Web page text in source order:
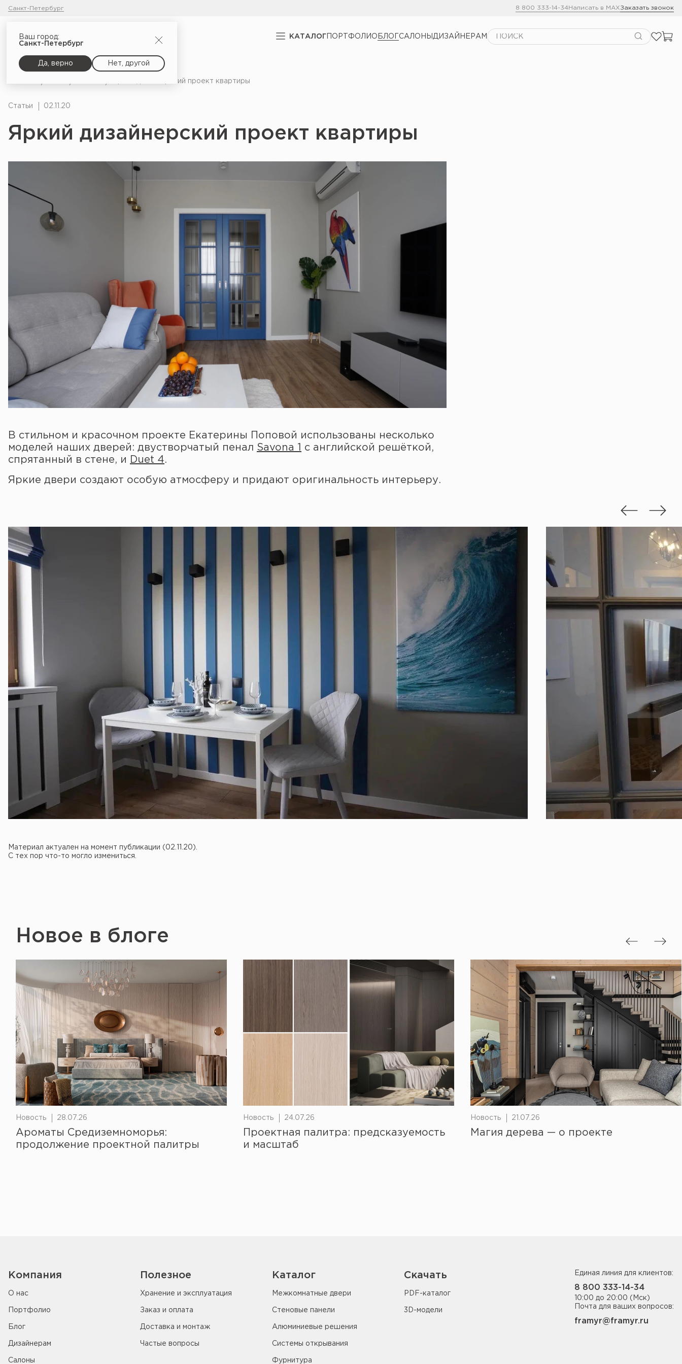
Санкт-Петербург 8 800 333-14-34Написать в MAXЗаказать звонок
КАТАЛОГ ПОРТФОЛИО БЛОГСАЛОНЫ ДИЗАЙНЕРАМ
Ваш город:
Санкт-Петербург
Да, верно Нет, другой
Яркий дизайнерский проект квартиры
Статьи 02.11.20
Яркий дизайнерский проект квартиры
В стильном и красочном проекте Екатерины Поповой использованы несколько
моделей наших дверей: двустворчатый пенал Savona 1
с английской решёткой,
спрятанный в стене, и
Duet 4.
Яркие двери создают особую атмосферу и придают оригинальность интерьеру.
Материал актуален на момент публикации (02.11.20).
С тех пор что-то могло измениться.
Новое в блоге
Новость 28.07.26
Ароматы Средиземноморья:
продолжение проектной палитры
Новость 24.07.26
Проектная палитра: предсказуемость
и масштаб
Новость 21.07.26
Магия дерева — о проекте
Компания
О нас
Портфолио
Блог
Дизайнерам
Салоны
Полезное
Хранение и эксплуатация
Заказ и оплата
Доставка и монтаж
Частые вопросы
Каталог
Межкомнатные двери
Стеновые панели
Алюминиевые решения
Системы открывания
Фурнитура
Скачать
PDF-каталог
3D-модели
Единая линия для клиентов:
8 800 333-14-34
10:00 до 20:00 (Мск)
Почта для ваших вопросов:
framyr@framyr.ru